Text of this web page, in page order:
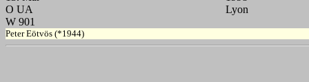
O UA
Lyon
W 901
Peter Eötvös (*1944)